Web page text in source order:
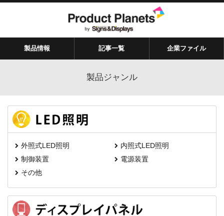
製品情報 記事一覧 企業ファイル
製品ジャンル
外照式LED照明
内照式LED照明
制御装置
電源装置
その他